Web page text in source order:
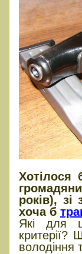
Хотілося
років),
хоча б
Які для
критерії?
володіння